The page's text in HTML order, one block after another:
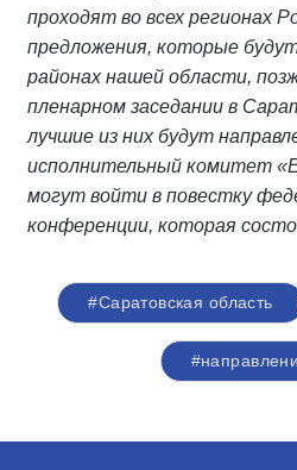
проходят во всех регионах
предложения, которые
районах нашей области,
пленарном заседании в
лучшие из них будут
исполнительный комитет
могут войти в повестку
конференции, которая
#Саратовская область